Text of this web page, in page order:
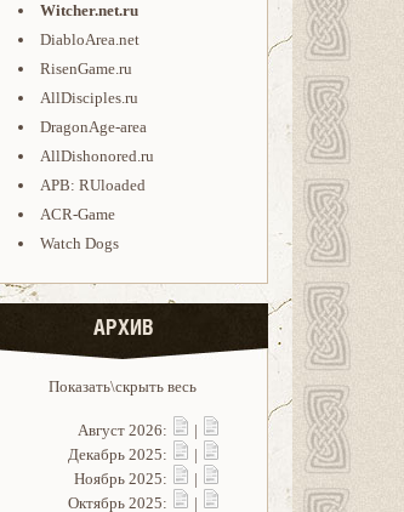
Witcher.net.ru
DiabloArea.net
RisenGame.ru
AllDisciples.ru
DragonAge-area
AllDishonored.ru
APB: RUloaded
ACR-Game
Watch Dogs
АРХИВ
Показать\скрыть весь
Август 2026:
|
Декабрь 2025:
|
Ноябрь 2025:
|
Октябрь 2025:
|